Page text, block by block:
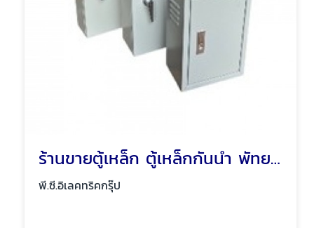
ร้านขายตู้เหล็ก ตู้เหล็กกันน้ำ พัทยา ชลบุรี
พี.ซี.อิเลคทริคกรุ๊ป